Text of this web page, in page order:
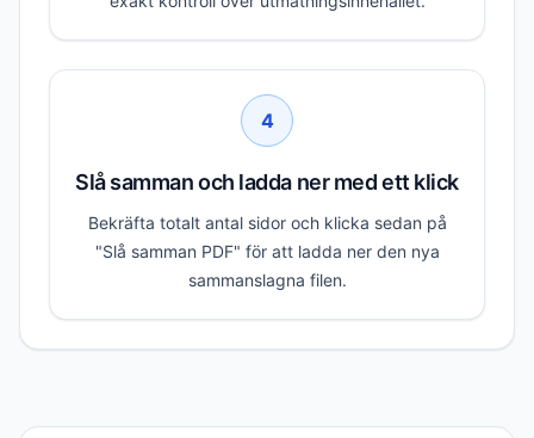
4
Slå samman och ladda ner med ett klick
Bekräfta totalt antal sidor och klicka sedan på
"Slå samman PDF" för att ladda ner den nya
sammanslagna filen.